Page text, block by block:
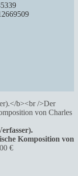
Komposition von
€